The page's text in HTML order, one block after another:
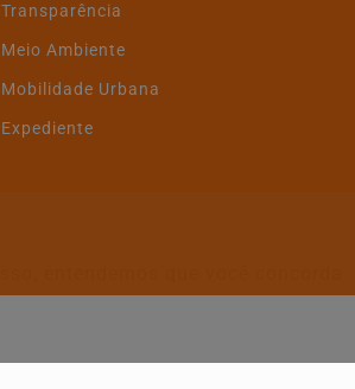
Transparência
Meio Ambiente
Mobilidade Urbana
Expediente